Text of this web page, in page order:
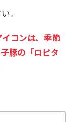
。
コンは、季節
豚の「ロピタ